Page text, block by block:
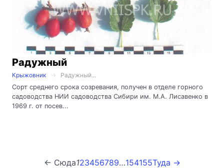
Радужный
Крыжовник
Радужный...
Сорт среднего срока созревания, получен в отделе горного
садоводства НИИ садоводства Сибири им. М.А. Лисавенко в
1969 г. от посев...
← Сюда123456789…154155Туда →